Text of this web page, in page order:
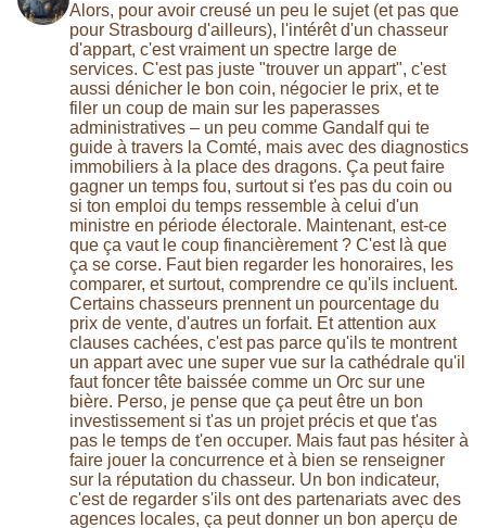
Alors, pour avoir creusé un peu le sujet (et pas que
pour Strasbourg d'ailleurs), l'intérêt d'un chasseur
d'appart, c'est vraiment un spectre large de
services. C'est pas juste "trouver un appart", c'est
aussi dénicher le bon coin, négocier le prix, et te
filer un coup de main sur les paperasses
administratives – un peu comme Gandalf qui te
guide à travers la Comté, mais avec des diagnostics
immobiliers à la place des dragons. Ça peut faire
gagner un temps fou, surtout si t'es pas du coin ou
si ton emploi du temps ressemble à celui d'un
ministre en période électorale. Maintenant, est-ce
que ça vaut le coup financièrement ? C'est là que
ça se corse. Faut bien regarder les honoraires, les
comparer, et surtout, comprendre ce qu'ils incluent.
Certains chasseurs prennent un pourcentage du
prix de vente, d'autres un forfait. Et attention aux
clauses cachées, c'est pas parce qu'ils te montrent
un appart avec une super vue sur la cathédrale qu'il
faut foncer tête baissée comme un Orc sur une
bière. Perso, je pense que ça peut être un bon
investissement si t'as un projet précis et que t'as
pas le temps de t'en occuper. Mais faut pas hésiter à
faire jouer la concurrence et à bien se renseigner
sur la réputation du chasseur. Un bon indicateur,
c'est de regarder s'ils ont des partenariats avec des
agences locales, ça peut donner un bon aperçu de